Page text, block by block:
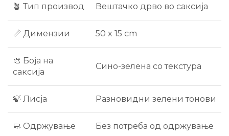
🪴 Тип производ Вештачко дрво во саксија
📏 Димензии 50 x 15 cm
🎨 Боја на
саксија
Сино-зелена со текстура
🍃 Лисја Разновидни зелени тонови
🧼 Одржување Без потреба од одржување